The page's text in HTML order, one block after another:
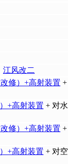
江风改二
修）+高射装置 +
+高射装置 + 对水
修）+高射装置 +
+高射装置 + 对空